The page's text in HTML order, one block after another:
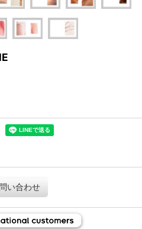
い合わせ